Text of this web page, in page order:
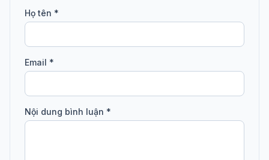
Họ tên *
Email *
Nội dung bình luận *